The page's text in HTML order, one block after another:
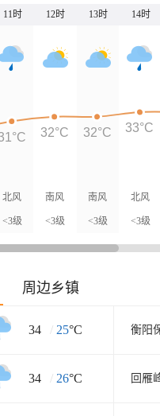
11时 12时 13时 14时
北风
<3级
南风
<3级
南风
<3级
北风
<3级
32°C 32°C 33°C
周边乡镇
34 / 25°C 衡阳
34 / 26°C 回雁